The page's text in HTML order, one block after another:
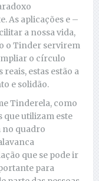
As aplicações e –
a nossa vida,
o Tinder servirem
o círculo
estas estão a
e solidão.
Tinderela, como
que utilizam este
no quadro
que se pode ir
para